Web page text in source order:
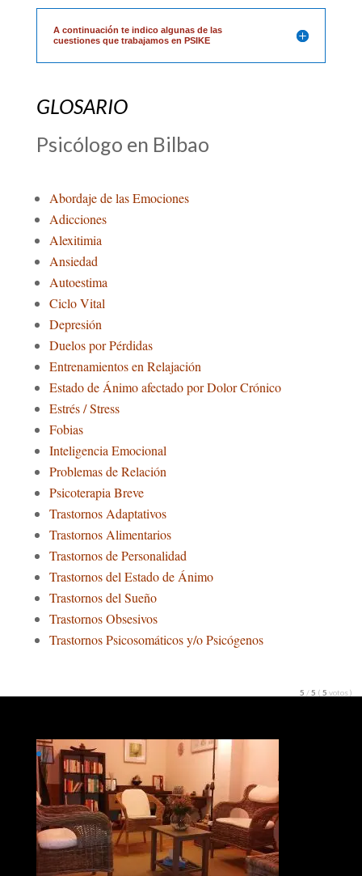
A continuación te indico algunas de las
cuestiones que trabajamos en PSIKE
GLOSARIO
Psicólogo en Bilbao
Abordaje de las Emociones
Adicciones
Alexitimia
Ansiedad
Autoestima
Ciclo Vital
Depresión
Duelos por Pérdidas
Entrenamientos en Relajación
Estado de Ánimo afectado por Dolor Crónico
Estrés / Stress
Fobias
Inteligencia Emocional
Problemas de Relación
Psicoterapia Breve
Trastornos Adaptativos
Trastornos Alimentarios
Trastornos de Personalidad
Trastornos del Estado de Ánimo
Trastornos del Sueño
Trastornos Obsesivos
Trastornos Psicosomáticos y/o Psicógenos
5 /5 ( 5 votos)